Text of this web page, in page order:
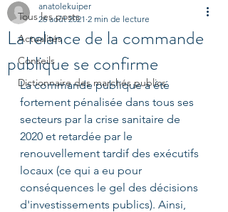
Tous les posts
Actualités
Conseils
Dictionnaire des marchés publics
La relance de la commande
publique se confirme
anatolekuiper
26 août 2021 2 min de lecture
La commande publique a été
fortement pénalisée dans tous ses
secteurs par la crise sanitaire de
2020 et retardée par le
renouvellement tardif des exécutifs
locaux (ce qui a eu pour
conséquences le gel des décisions
d'investissements publics). Ainsi,